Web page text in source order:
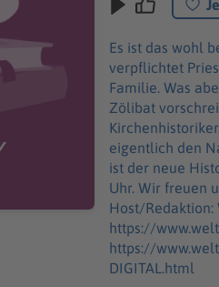
Es ist das wohl
verpflichtet
Familie. Was
Zölibat
eigentlich den Nagellack
ist der neue
Uhr. Wir freuen uns über Feedback an history@welt.de. Produktion: Serdar Deniz
Host/Redaktion:
https://
https://
DIGITAL.html